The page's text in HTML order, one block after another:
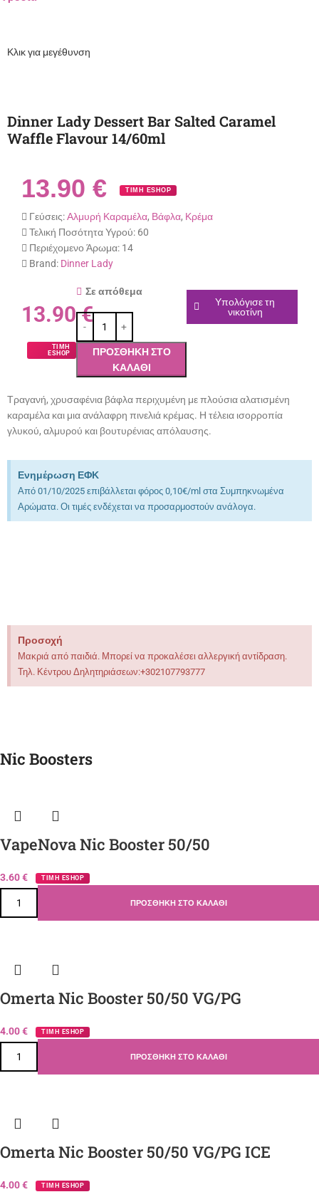
Κλικ για μεγέθυνση
Dinner Lady Dessert Bar Salted Caramel
Waffle Flavour 14/60ml
13.90 € ΤΙΜΗ ESHOP
Γεύσεις:Αλμυρή Καραμέλα, Βάφλα, Κρέμα
Τελική Ποσότητα Υγρού: 60
Περιέχομενο Άρωμα: 14
Brand: Dinner Lady
13.90€
ΤΙΜΗ
ESHOP
Σε απόθεμα
ΠΡΟΣΘΉΚΗ ΣΤΟ
ΚΑΛΆΘΙ
Υπολόγισε τη
νικοτίνη
Τραγανή, χρυσαφένια βάφλα περιχυμένη με πλούσια αλατισμένη
καραμέλα και μια ανάλαφρη πινελιά κρέμας. Η τέλεια ισορροπία
γλυκού, αλμυρού και βουτυρένιας απόλαυσης.
Ενημέρωση ΕΦΚ
Από 01/10/2025 επιβάλλεται φόρος 0,10€/ml στα Συμπηκνωμένα
Αρώματα. Οι τιμές ενδέχεται να προσαρμοστούν ανάλογα.
Προσοχή
Μακριά από παιδιά. Μπορεί να προκαλέσει αλλεργική αντίδραση.
Τηλ. Κέντρου Δηλητηριάσεων:+302107793777
Nic Boosters
VapeNova Nic Booster 50/50
3.60€ ΤΙΜΗ ESHOP
ΠΡΟΣΘΉΚΗ ΣΤΟ ΚΑΛΆΘΙ
Omerta Nic Booster 50/50 VG/PG
4.00€ ΤΙΜΗ ESHOP
ΠΡΟΣΘΉΚΗ ΣΤΟ ΚΑΛΆΘΙ
Omerta Nic Booster 50/50 VG/PG ICE
4.00€ ΤΙΜΗ ESHOP